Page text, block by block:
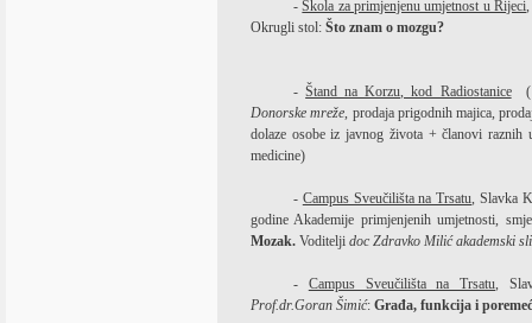
-Škola za primjenjenu umjetnost u Rijeci
Okrugli stol: Što znam o mozgu?
-Štand na Korzu, kod Radiostanice
Donorske mreže, prodaja prigodnih majica,
dolaze osobe iz javnog života + članovi
medicine)
- Campus Sveučilišta na Trsatu, Slavka
godine Akademije primjenjenih umjetnosti,
Mozak. Voditelji doc Zdravko Milić akademski
- Campus Sveučilišta na Trsatu,
Prof.dr.Goran Šimić: Građa, funkcija i